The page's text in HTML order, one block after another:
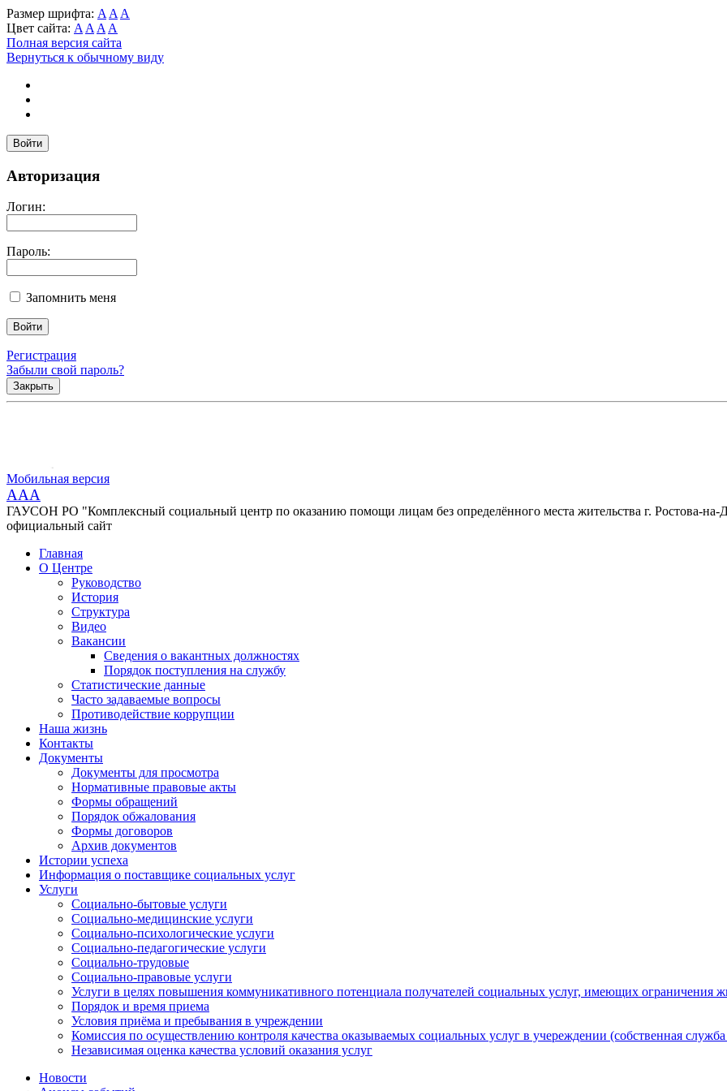
Размер шрифта: A A A
Цвет сайта: A A A A
Полная версия сайта
Вернуться к обычному виду
Войти
Авторизация
Логин:
Пароль:
Запомнить меня
Регистрация
Забыли свой пароль?
Закрыть
Мобильная версия
AAA
ГАУСОН РО "Комплексный социальный центр по оказанию помощи лицам без определённого места жительства г. Ростова-на-
официальный сайт
Главная
О Центре
Руководство
История
Структура
Видео
Вакансии
Сведения о вакантных должностях
Порядок поступления на службу
Статистические данные
Часто задаваемые вопросы
Противодействие коррупции
Наша жизнь
Контакты
Документы
Документы для просмотра
Нормативные правовые акты
Формы обращений
Порядок обжалования
Формы договоров
Архив документов
Истории успеха
Информация о поставщике социальных услуг
Услуги
Социально-бытовые услуги
Социально-медицинские услуги
Социально-психологические услуги
Социально-педагогические услуги
Социально-трудовые
Социально-правовые услуги
Услуги в целях повышения коммуникативного потенциала получателей социальных услуг, имеющих ограничения
Порядок и время приема
Условия приёма и пребывания в учреждении
Комиссия по осуществлению контроля качества оказываемых социальных услуг в учереждении (собственная
Независимая оценка качества условий оказания услуг
Новости